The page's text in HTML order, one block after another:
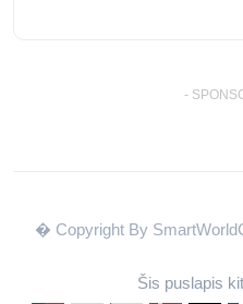
-
� Copyright By
Šis puslapis